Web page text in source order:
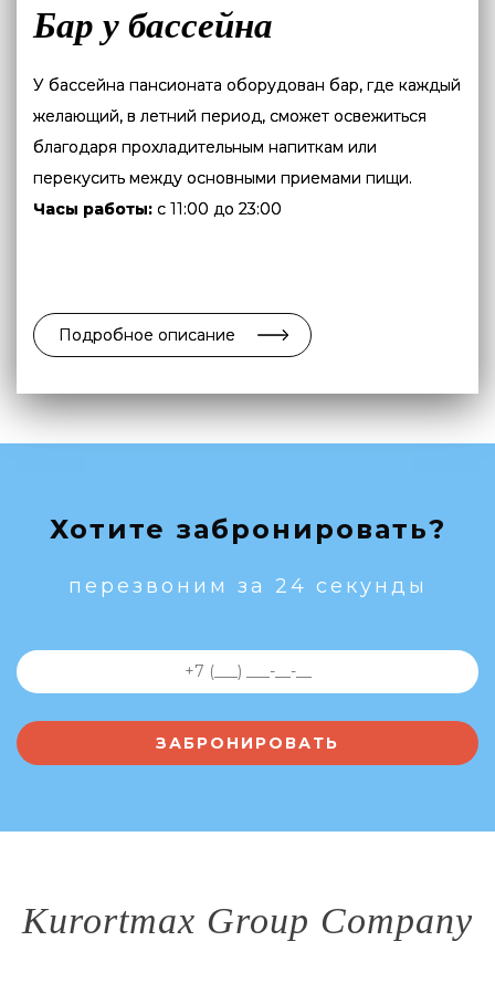
Бар у бассейна
У бассейна пансионата оборудован бар, где каждый
желающий, в летний период, сможет освежиться
благодаря прохладительным напиткам или
перекусить между основными приемами пищи.
Часы работы: c 11:00 до 23:00
Подробное описание
Хотите забронировать?
перезвоним за 24 секунды
Kurortmax Group Company